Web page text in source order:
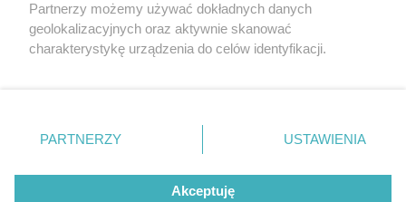
© 2026 Grupa ZPR Media
Partnerzy możemy używać dokładnych danych
geolokalizacyjnych oraz aktywnie skanować
charakterystykę urządzenia do celów identyfikacji.
zmienić/wycofać klikając przycisk ustawień prywatności
znajdujący się w lewym dolnym rogu strony
rodzaje przetwarzania danych nie wymagają zgody
użytkownika, ale masz prawo sprzeciwić się takiemu
PARTNERZY USTAWIENIA
Akceptuję